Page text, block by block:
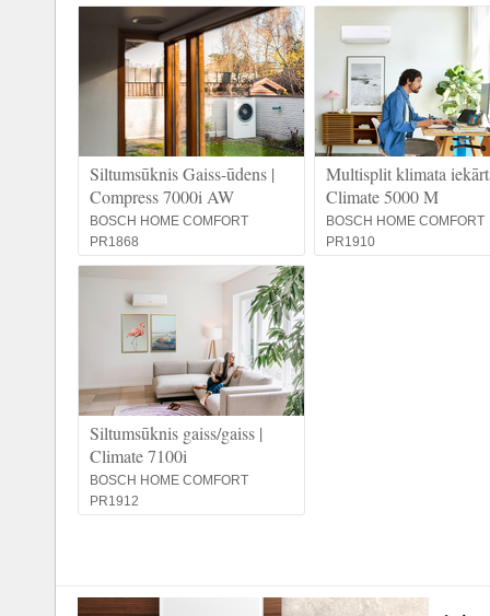
Siltumsūknis Gaiss-ūdens |
Compress 7000i AW
BOSCH HOME COMFORT
PR1868
Multisplit klimata
Climate 5000 M
BOSCH HOME COMFORT
PR1910
Siltumsūknis gaiss/gaiss |
Climate 7100i
BOSCH HOME COMFORT
PR1912